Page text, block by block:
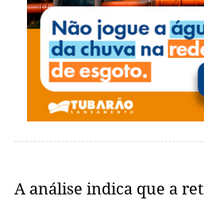
A análise indica que a